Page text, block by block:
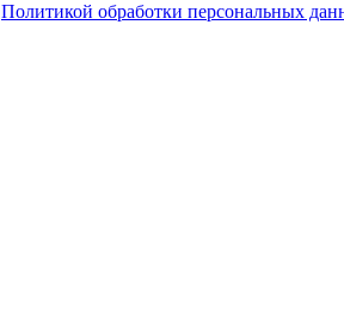
Политикой обработки персональных